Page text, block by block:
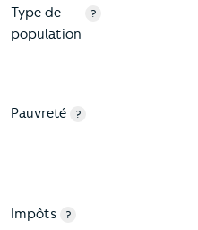
Type de
population
?
Pauvreté ?
Impôts
?